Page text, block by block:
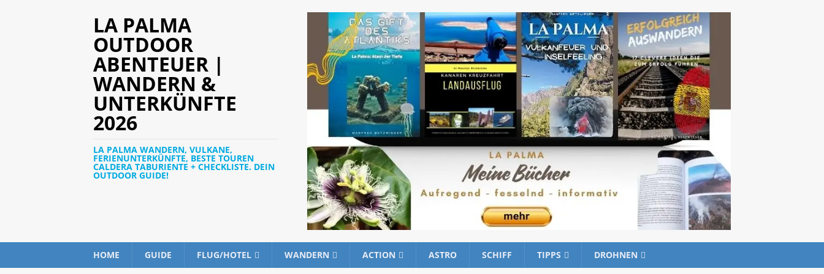
LA PALMA
OUTDOOR
ABENTEUER |
WANDERN &
UNTERKÜNFTE
2026
LA PALMA WANDERN, VULKANE,
FERIENUNTERKÜNFTE, BESTE TOUREN
CALDERA TABURIENTE + CHECKLISTE. DEIN
OUTDOOR GUIDE!
HOME GUIDE FLUG/HOTEL WANDERN ACTION ASTRO SCHIFF TIPPS DROHNEN